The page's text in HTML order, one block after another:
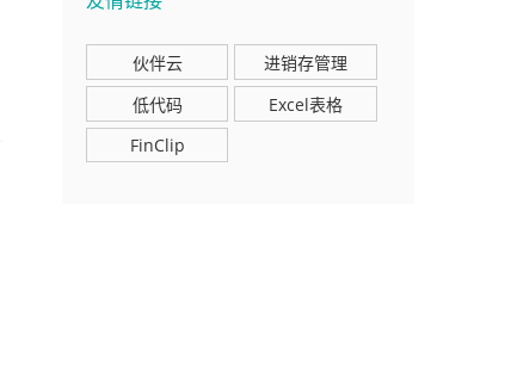
伙伴云
进销存管理
低代码
Excel表格
FinClip